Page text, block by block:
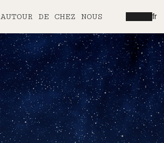
AUTOUR DE CHEZ NOUS fr